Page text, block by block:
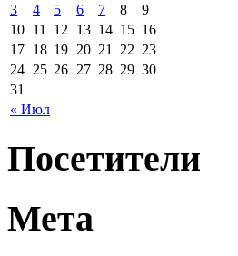
« Июл
3
4 5 6 7 8
9
10 11 12 13 14 15 16
17 18 19 20 21 22 23
24 25 26 27 28 29 30
31
Посетители
Мета